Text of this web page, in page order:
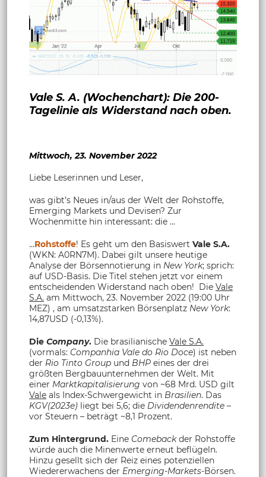
Vale S. A. (Wochenchart): Die 200-
Tagelinie als Widerstand nach oben.
Mittwoch, 23. November 2022
Liebe Leserinnen und Leser,
was gibt’s Neues in/aus der Welt der Rohstoffe,
Emerging Markets und Devisen? Zur
Wochenmitte hin interessant: die …
...Rohstoffe! Es geht um den Basiswert Vale S.A.
(WKN: A0RN7M). Dabei gilt unsere heutige
Analyse der Börsennotierung in New York; sprich:
auf USD-Basis. Die Titel stehen jetzt vor einem
entscheidenden Widerstand nach oben! Die Vale
S.A. am Mittwoch, 23. November 2022 (19:00 Uhr
MEZ) , am umsatzstarken Börsenplatz New York:
14,87USD (-0,13%).
Die Company. Die brasilianische Vale S.A.
(vormals: Companhia Vale do Rio Doce) ist neben
der Rio Tinto Group und BHP eines der drei
größten Bergbauunternehmen der Welt. Mit
einer Marktkapitalisierung von ~68 Mrd. USD gilt
Vale als Index-Schwergewicht in Brasilien. Das
KGV(2023e) liegt bei 5,6; die Dividendenrendite –
vor Steuern – beträgt ~8,1 Prozent.
Zum Hintergrund. Eine Comebackder Rohstoffe
würde auch die Minenwerte erneut beflügeln.
Hinzu gesellt sich der Reiz eines potenziellen
Wiedererwachens der Emerging-Markets-Börsen.